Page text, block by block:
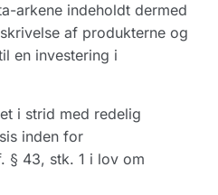
arkene indeholdt dermed
af produkterne og
en investering i
i strid med redelig
inden for
§ 43, stk. 1 i lov om